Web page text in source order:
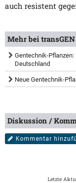
auch resistent
Mehr bei transGEN
Gentechnik-
Deutschland
Neue Gentechnik-
Diskussion /
Kommentar
Letzte